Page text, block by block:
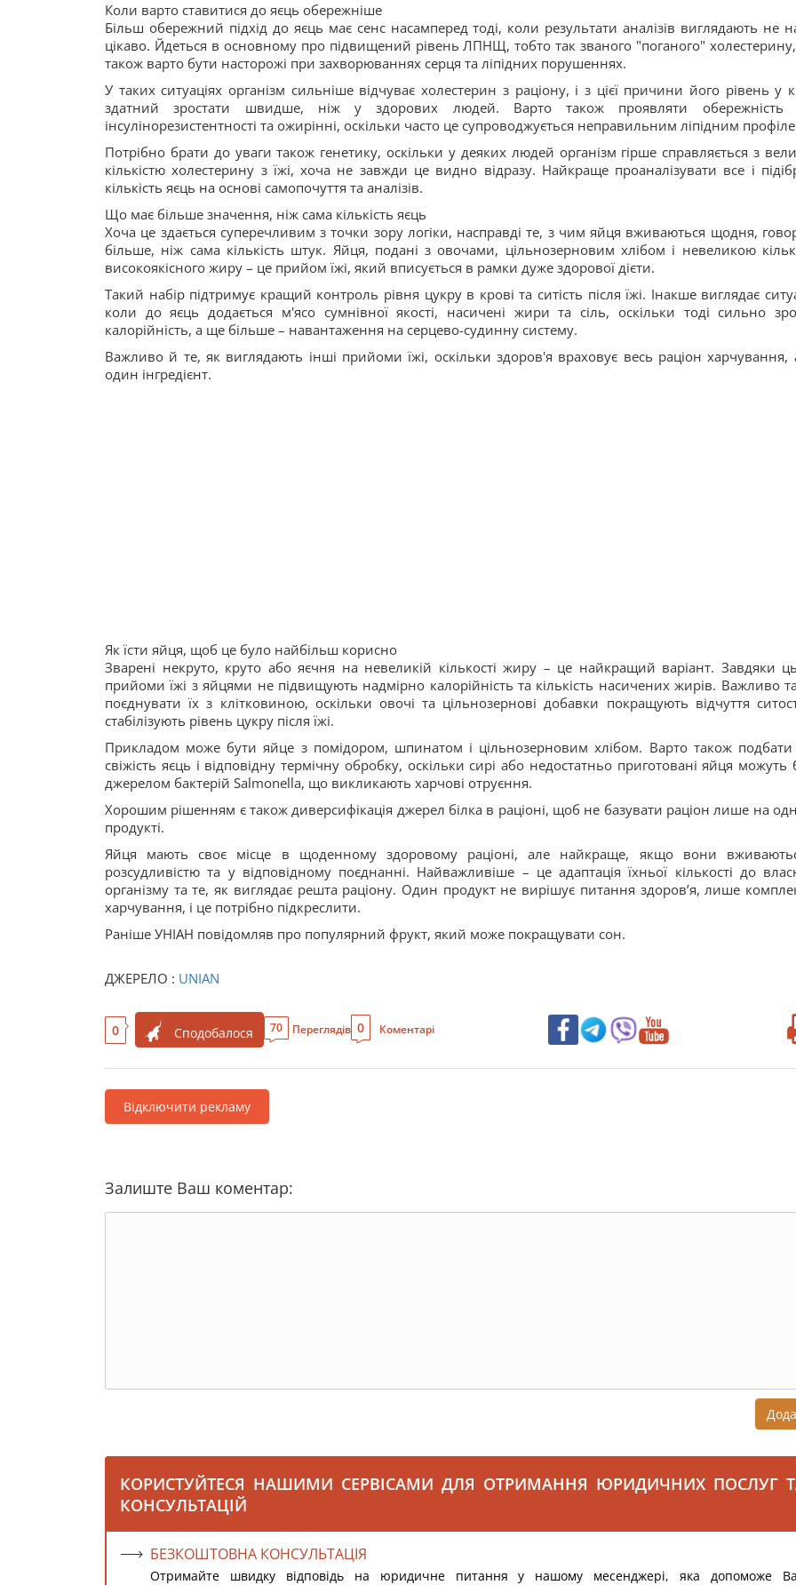
Коли варто ставитися до яєць обережніше
Більш обережний підхід до яєць має сенс насамперед тоді, коли результати аналізів виглядають не
цікаво. Йдеться в основному про підвищений рівень ЛПНЩ, тобто так званого "поганого"
також варто бути насторожі при захворюваннях серця та ліпідних порушеннях.
У таких ситуаціях організм сильніше відчуває холестерин з раціону, і з цієї причини його рівень у
здатний зростати швидше, ніж у здорових людей. Варто також проявляти обережність
інсулінорезистентності та ожирінні, оскільки часто це супроводжується неправильним ліпідним
Потрібно брати до уваги також генетику, оскільки у деяких людей організм гірше справляється з
кількістю холестерину з їжі, хоча не завжди це видно відразу. Найкраще проаналізувати все і
кількість яєць на основі самопочуття та аналізів.
Що має більше значення, ніж сама кількість яєць
Хоча це здається суперечливим з точки зору логіки, насправді те, з чим яйця вживаються щодня,
більше, ніж сама кількість штук. Яйця, подані з овочами, цільнозерновим хлібом і невеликою
високоякісного жиру – це прийом їжі, який вписується в рамки дуже здорової дієти.
Такий набір підтримує кращий контроль рівня цукру в крові та ситість після їжі. Інакше виглядає
коли до яєць додається м'ясо сумнівної якості, насичені жири та сіль, оскільки тоді сильно
калорійність, а ще більше – навантаження на серцево-судинну систему.
Важливо й те, як виглядають інші прийоми їжі, оскільки здоров'я враховує весь раціон харчування,
один інгредієнт.
Як їсти яйця, щоб це було найбільш корисно
Зварені некруто, круто або яєчня на невеликій кількості жиру – це найкращий варіант. Завдяки
прийоми їжі з яйцями не підвищують надмірно калорійність та кількість насичених жирів. Важливо
поєднувати їх з клітковиною, оскільки овочі та цільнозернові добавки покращують відчуття
стабілізують рівень цукру після їжі.
Прикладом може бути яйце з помідором, шпинатом і цільнозерновим хлібом. Варто також
свіжість яєць і відповідну термічну обробку, оскільки сирі або недостатньо приготовані яйця можуть
джерелом бактерій Salmonella, що викликають харчові отруєння.
Хорошим рішенням є також диверсифікація джерел білка в раціоні, щоб не базувати раціон лише на
продукті.
Яйця мають своє місце в щоденному здоровому раціоні, але найкраще, якщо вони
розсудливістю та у відповідному поєднанні. Найважливіше – це адаптація їхньої кількості до
організму та те, як виглядає решта раціону. Один продукт не вирішує питання здоров’я, лише
харчування, і це потрібно підкреслити.
Раніше УНІАН повідомляв про популярний фрукт, який може покращувати сон.
ДЖЕРЕЛО : UNIAN
0 Сподобалося 70 Переглядів 0 Коментарі
Відключити рекламу
Залиште Ваш коментар:
КОРИСТУЙТЕСЯ НАШИМИ СЕРВІСАМИ ДЛЯ ОТРИМАННЯ ЮРИДИЧНИХ ПОСЛУГ
КОНСУЛЬТАЦІЙ
БЕЗКОШТОВНА КОНСУЛЬТАЦІЯ
Отримайте швидку відповідь на юридичне питання у нашому месенджері, яка допоможе